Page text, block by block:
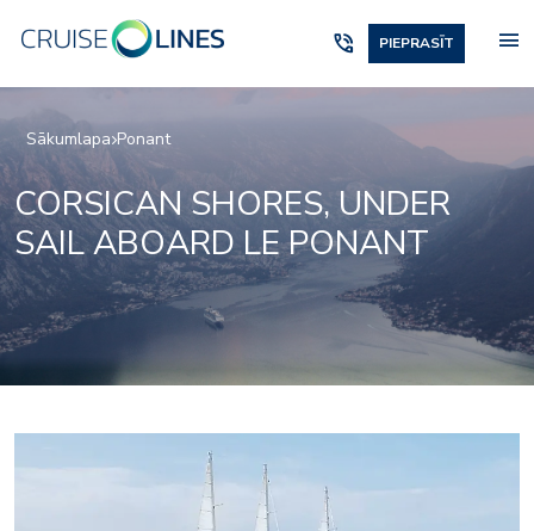
phone_in_talk PIEPRASĪT menu
Sākumlapa Ponant
CORSICAN SHORES, UNDER
SAIL ABOARD LE PONANT